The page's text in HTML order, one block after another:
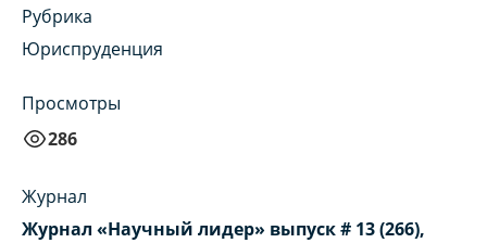
Рубрика
Юриспруденция
Просмотры
286
Журнал
Журнал «Научный лидер» выпуск # 13 (266),